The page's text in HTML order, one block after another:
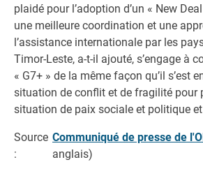
plaidé pour l’adoption d’un « New
une meilleure coordination et une
l’assistance internationale par les
Timor-Leste, a-t-il ajouté, s’engage à
« G7+ » de la même façon qu’il s’est
situation de conflit et de fragilité pour
situation de paix sociale et politique
Source
:
Communiqué de presse de
anglais)